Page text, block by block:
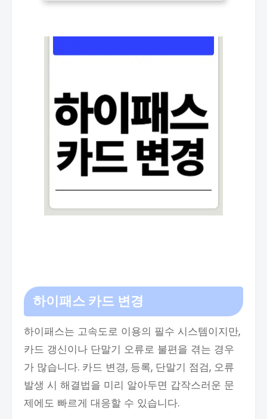
하이패스 카드 변경
하이패스는 고속도로 이용의 필수 시스템이지만,
카드 갱신이나 단말기 오류로 불편을 겪는 경우
가 많습니다. 카드 변경, 등록, 단말기 점검, 오류
발생 시 해결법을 미리 알아두면 갑작스러운 문
제에도 빠르게 대응할 수 있습니다.